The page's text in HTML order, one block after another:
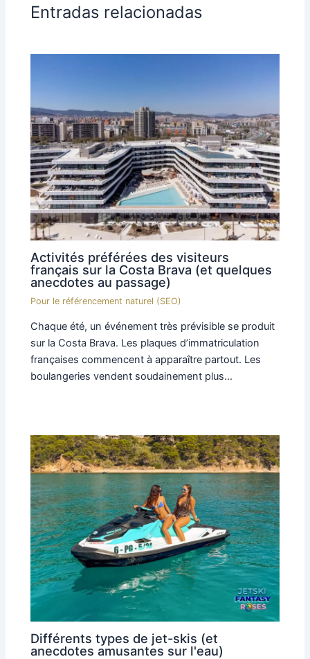
Entradas relacionadas
Activités préférées des visiteurs
français sur la Costa Brava (et quelques
anecdotes au passage)
Pour le référencement naturel (SEO)
Chaque été, un événement très prévisible se produit
sur la Costa Brava. Les plaques d’immatriculation
françaises commencent à apparaître partout. Les
boulangeries vendent soudainement plus…
Différents types de jet-skis (et
anecdotes amusantes sur l'eau)